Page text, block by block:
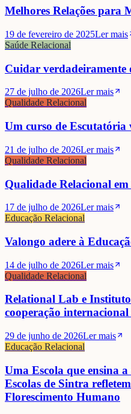
Melhores Relações para
19 de fevereiro de 2025Ler mais
Saúde Relacional
Cuidar verdadeiramente
27 de julho de 2026Ler mais
Qualidade Relacional
Um curso de Escutatória
21 de julho de 2026Ler mais
Qualidade Relacional
Qualidade Relacional
17 de julho de 2026Ler mais
Educação Relacional
Valongo adere à
14 de julho de 2026Ler mais
Qualidade Relacional
Relational Lab e
cooperação
29 de junho de 2026Ler mais
Educação Relacional
Uma Escola que ensina
Escolas de Sintra
Florescimento Humano